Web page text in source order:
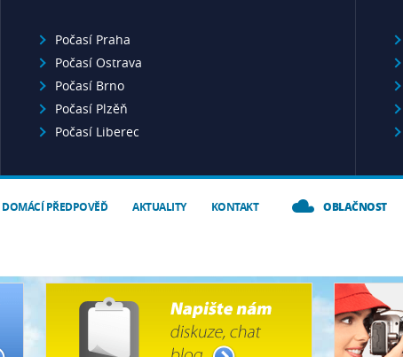
Počasí Praha
Počasí Ostrava
Počasí Brno
Počasí Plzěň
Počasí Liberec
DOMÁCÍ PŘEDPOVĚĎ AKTUALITY KONTAKT OBLAČNOST